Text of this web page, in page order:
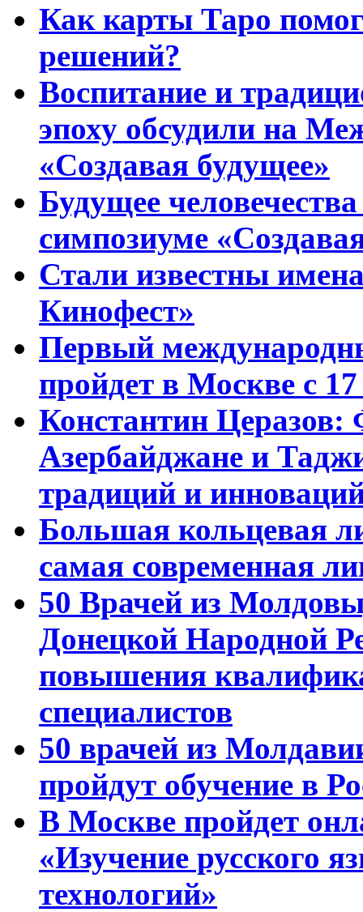
Как карты Таро
решений?
Воспитание и
эпоху обсудили на
«Создавая будущее»
Будущее
симпозиуме
Стали известны
Кинофест»
Первый
пройдет в Москве с
Константин Церазов:
Азербайджане и
традиций и
Большая кольцевая
самая современная
50 Врачей из
Донецкой Народной
повышения
специалистов
50 врачей из
пройдут обучение в
В Москве пройдет
«Изучение русского
технологий»